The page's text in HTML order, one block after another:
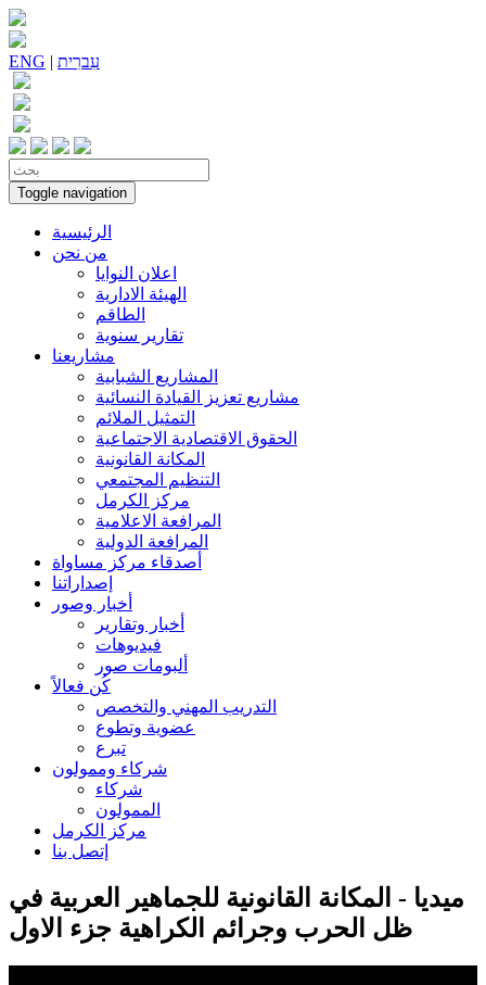
ENG | עִברִית
Toggle navigation
الرئيسية
من نحن
اعلان النوايا
الهيئة الادارية
الطاقم
تقارير سنوية
مشاريعنا
المشاريع الشبابية
مشاريع تعزيز القيادة النسائية
التمثيل الملائم
الحقوق الاقتصادية الاجتماعية
المكانة القانونية
التنظيم المجتمعي
مركز الكرمل
المرافعة الاعلامية
المرافعة الدولية
أصدقاء مركز مساواة
إصداراتنا
أخبار وصور
أخبار وتقارير
فيديوهات
ألبومات صور
كُن فعالاً
التدريب المهني والتخصص
عضوية وتطوع
تبرع
شركاء وممولون
شركاء
الممولون
مركز الكرمل
إتصل بنا
ميديا - المكانة القانونية للجماهير العربية في
ظل الحرب وجرائم الكراهية جزء الاول